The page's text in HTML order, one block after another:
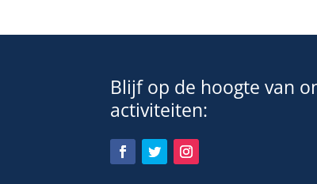
Blijf op de hoogte van
activiteiten: